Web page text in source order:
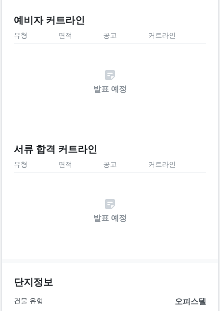
예비자 커트라인
유형 면적 공고 커트라인
발표 예정
서류 합격 커트라인
유형 면적 공고 커트라인
발표 예정
단지정보
건물 유형 오피스텔